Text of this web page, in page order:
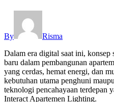
By
Risma
Dalam era digital saat ini,
baru dalam pembangunan
yang cerdas, hemat energi, dan
kebutuhan utama penghuni
teknologi pencahayaan terdepan
Interact Apartemen Lighting.